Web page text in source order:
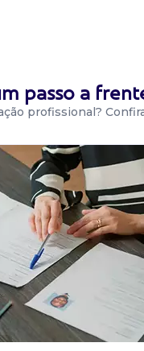
passo a
profissional?